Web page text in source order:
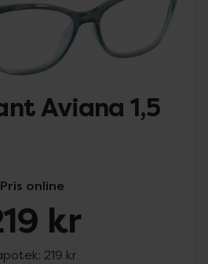
Aviana 1,5
Pris online
kr
219 kr